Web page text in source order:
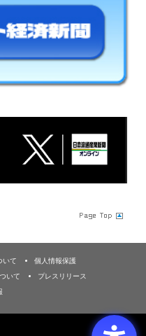
いて
個人情報保護
いて
プレスリリース